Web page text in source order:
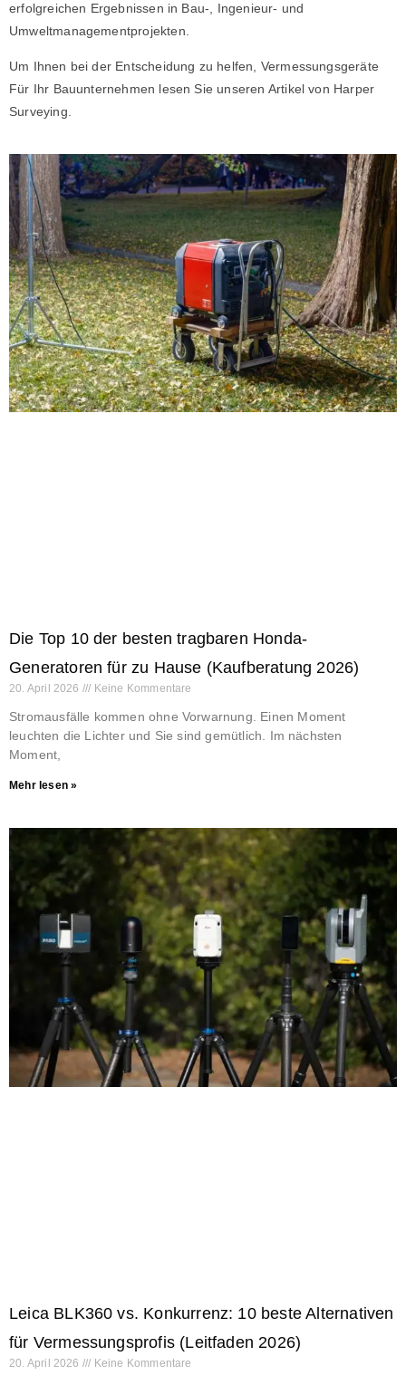
erfolgreichen Ergebnissen in Bau-, Ingenieur- und
Umweltmanagementprojekten.
Um Ihnen bei der Entscheidung zu helfen, Vermessungsgeräte
Für Ihr Bauunternehmen lesen Sie unseren Artikel von Harper
Surveying.
Die Top 10 der besten tragbaren Honda-
Generatoren für zu Hause (Kaufberatung 2026)
20. April 2026 Keine Kommentare
Stromausfälle kommen ohne Vorwarnung. Einen Moment
leuchten die Lichter und Sie sind gemütlich. Im nächsten
Moment,
Mehr lesen »
Leica BLK360 vs. Konkurrenz: 10 beste Alternativen
für Vermessungsprofis (Leitfaden 2026)
20. April 2026 Keine Kommentare